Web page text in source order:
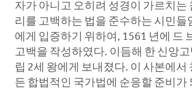
자가 아니고 오히려 성경이 가르치는
리를 고백하는 법을 준수하는 시민들
에게 입증하기 위하여, 1561 년에 드
고백을 작성하였다. 이듬해 한 신앙
립 2세 왕에게 보내졌다. 이 사본에서
든 합법적인 국가법에 순응할 준비가